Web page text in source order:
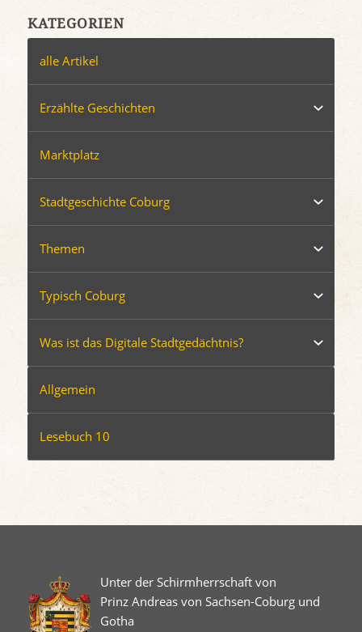
KATEGORIEN
alle Artikel
Erzählte Geschichten
Marktplatz
Stadtgeschichte Coburg
Themen
Typisch Coburg
Was ist das Digitale Stadtgedächtnis?
Allgemein
Lesebuch 10
Unter der Schirmherrschaft von
Prinz Andreas von Sachsen-Coburg und
Gotha